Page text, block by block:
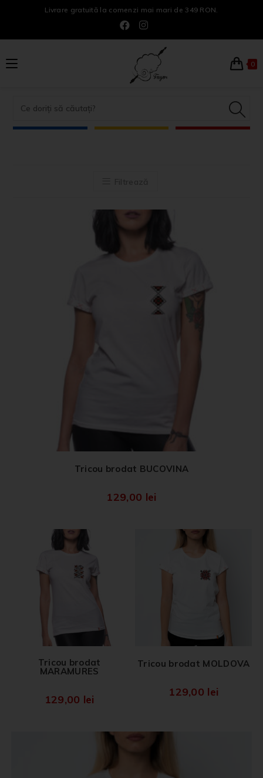
Livrare gratuită la comenzi mai mari de 349 RON.
0
Tricou brodat BUCOVINA
129,00 lei
Tricou brodat
MARAMURES
129,00 lei
Tricou brodat MOLDOVA
129,00 lei